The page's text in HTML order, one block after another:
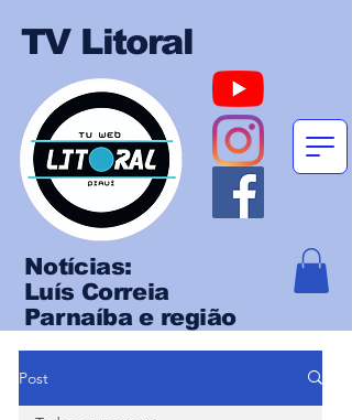
TV Litoral
Notícias:
Luís Correia
Parnaíba e região
Post